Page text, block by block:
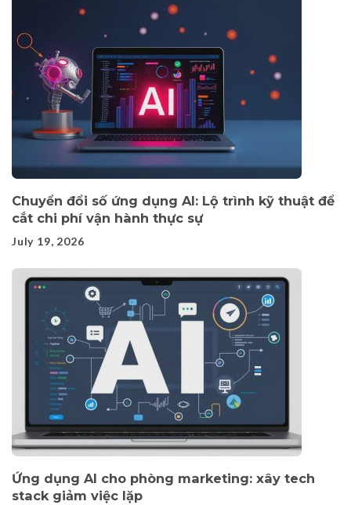
Chuyển đổi số ứng dụng AI: Lộ trình kỹ thuật để
cắt chi phí vận hành thực sự
July 19, 2026
Ứng dụng AI cho phòng marketing: xây tech
stack giảm việc lặp